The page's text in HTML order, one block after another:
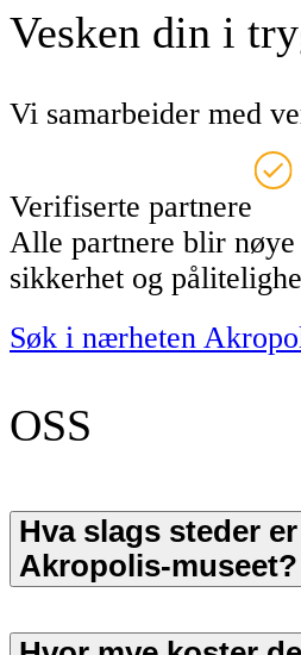
Vesken din i
Vi samarbeider med
Verifiserte partnere
Alle partnere blir
sikkerhet og
Søk i nærheten
OSS
Hva slags steder
Akropolis-museet?